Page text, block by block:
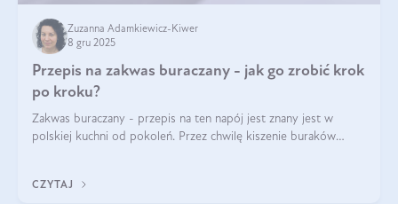
Zuzanna Adamkiewicz-Kiwer
8 gru 2025
Przepis na zakwas buraczany - jak go zrobić krok
po kroku?
Zakwas buraczany - przepis na ten napój jest znany jest w
polskiej kuchni od pokoleń. Przez chwilę kiszenie buraków
CZYTAJ